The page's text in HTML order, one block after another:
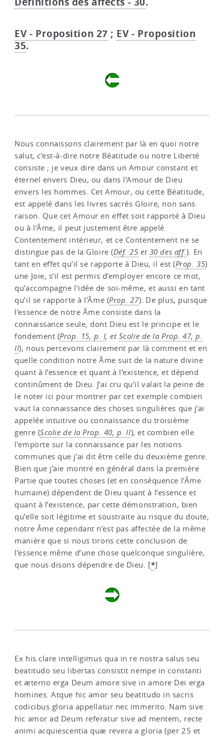
EV - Proposition 27 ; EV - Proposition
35.
Nous connaissons clairement par là en quoi notre
salut, c’est-à-dire notre Béatitude ou notre Liberté
consiste ; je veux dire dans un Amour constant et
éternel envers Dieu, ou dans l’Amour de Dieu
envers les hommes. Cet Amour, ou cette Béatitude,
est appelé dans les livres sacrés Gloire, non sans
raison. Que cet Amour en effet soit rapporté à Dieu
ou à l’Âme, il peut justement être appelé
Contentement intérieur, et ce Contentement ne se
distingue pas de la Gloire (Déf. 25 et 30 des aff.). En
tant en effet qu’il se rapporte à Dieu, il est (Prop. 35)
une Joie, s’il est permis d’employer encore ce mot,
qu’accompagne l’idée de soi-même, et aussi en tant
qu’il se rapporte à l’Âme (Prop. 27). De plus, puisque
l’essence de notre Âme consiste dans la
connaissance seule, dont Dieu est le principe et le
fondement (Prop. 15, p. I, et Scolie de la Prop. 47, p.
II), nous percevons clairement par là comment et en
quelle condition notre Âme suit de la nature divine
quant à l’essence et quant à l’existence, et dépend
continûment de Dieu. J’ai cru qu’il valait la peine de
le noter ici pour montrer par cet exemple combien
vaut la connaissance des choses singulières que j’ai
appelée intuitive ou connaissance du troisième
genre (Scolie de la Prop. 40, p. II), et combien elle
l’emporte sur la connaissance par les notions
communes que j’ai dit être celle du deuxième genre.
Bien que j’aie montré en général dans la première
Partie que toutes choses (et en conséquence l’Âme
humaine) dépendent de Dieu quant à l’essence et
quant à l’existence, par cette démonstration, bien
qu’elle soit légitime et soustraite au risque du doute,
notre Âme cependant n’est pas affectée de la même
manière que si nous tirons cette conclusion de
l’essence même d’une chose quelconque singulière,
que nous disons dépendre de Dieu.
[*]
Ex his clare intelligimus qua in re nostra salus seu
beatitudo seu libertas consistit nempe in constanti
et æterno erga Deum amore sive in amore Dei erga
homines. Atque hic amor seu beatitudo in sacris
codicibus gloria appellatur nec immerito. Nam sive
hic amor ad Deum referatur sive ad mentem, recte
animi acquiescentia quæ revera a gloria (per 25 et